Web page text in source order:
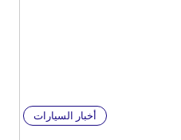
أخبار السيارات